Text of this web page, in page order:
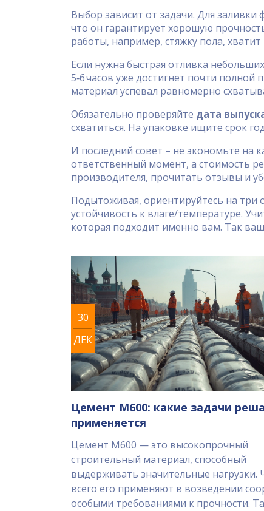
Выбор зависит от задачи. Для
что он гарантирует хорошую
работы, например, стяжку пола, хватит
Если нужна быстрая отливка
5‑6 часов уже достигнет почти
материал успевал равномерно
Обязательно проверяйте дата
схватиться. На упаковке ищите срок
И последний совет – не экономьте на
ответственный момент, а стоимость
производителя, прочитать отзывы и
Подытоживая, ориентируйтесь на три
устойчивость к влаге/температуре.
которая подходит именно вам. Так
30
ДЕК
Цемент М600: какие задачи
применяется
Цемент М600 — это высокопрочный
строительный материал, способный
выдерживать значительные нагрузки.
всего его применяют в возведении
особыми требованиями к прочности.